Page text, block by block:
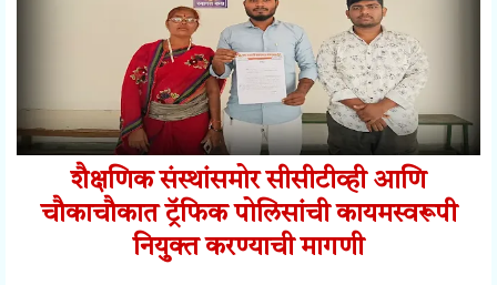
शैक्षणिक संस्थांसमोर सीसीटीव्ही आणि
चौकाचौकात ट्रॅफिक पोलिसांची कायमस्वरूपी
नियुक्त करण्याची मागणी